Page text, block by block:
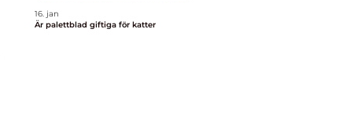
16. jan
Är palettblad giftiga för katter